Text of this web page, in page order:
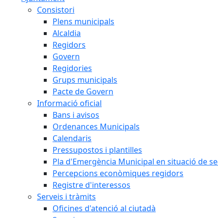
Consistori
Plens municipals
Alcaldia
Regidors
Govern
Regidories
Grups municipals
Pacte de Govern
Informació oficial
Bans i avisos
Ordenances Municipals
Calendaris
Pressupostos i plantilles
Pla d'Emergència Municipal en situació de
Percepcions econòmiques regidors
Registre d'interessos
Serveis i tràmits
Oficines d'atenció al ciutadà